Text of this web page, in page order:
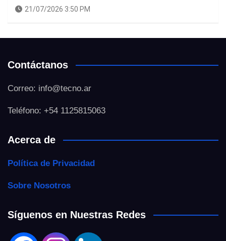
21/07/2026 3:50 PM
Contáctanos
Correo: info@tecno.ar
Teléfono: +54 1125815063
Acerca de
Política de Privacidad
Sobre Nosotros
Síguenos en Nuestras Redes